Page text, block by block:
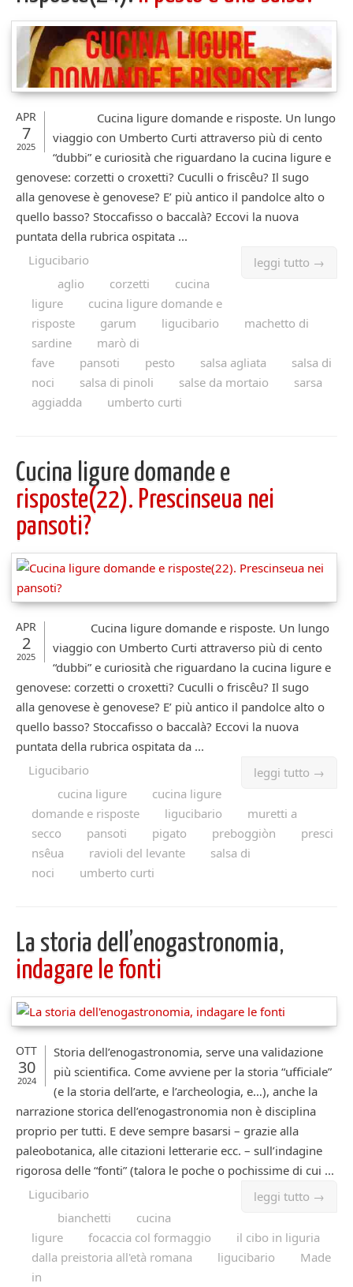
APR
7
2025
Cucina ligure domande e risposte. Un lungo
viaggio con Umberto Curti attraverso più di cento
“dubbi” e curiosità che riguardano la cucina ligure e
genovese: corzetti o croxetti? Cuculli o friscêu? Il sugo
alla genovese è genovese? E’ più antico il pandolce alto o
quello basso? Stoccafisso o baccalà? Eccovi la nuova
puntata della rubrica ospitata ...
leggi tutto →
Ligucibario
aglio
corzetti
cucina
ligure
cucina ligure domande e
risposte
garum ligucibario
machetto di
sardine
marò di
fave
pansoti pesto salsa agliata
salsa di
noci
salsa di pinoli salse da mortaio
sarsa
aggiadda
umberto curti
Cucina ligure domande e
risposte(22). Prescinseua nei
pansoti?
APR
2
2025
Cucina ligure domande e risposte. Un lungo
viaggio con Umberto Curti attraverso più di cento
“dubbi” e curiosità che riguardano la cucina ligure e
genovese: corzetti o croxetti? Cuculli o friscêu? Il sugo
alla genovese è genovese? E’ più antico il pandolce alto o
quello basso? Stoccafisso o baccalà? Eccovi la nuova
puntata della rubrica ospitata da ...
leggi tutto →
Ligucibario
cucina ligure
cucina ligure
domande e risposte
ligucibario
muretti a
secco
pansoti pigato preboggiòn
presci
nsêua
ravioli del levante
salsa di
noci
umberto curti
La storia dell’enogastronomia,
indagare le fonti
OTT
30
2024
Storia dell’enogastronomia, serve una validazione
più scientifica. Come avviene per la storia “ufficiale”
(e la storia dell’arte, e l’archeologia, e…), anche la
narrazione storica dell’enogastronomia non è disciplina
proprio per tutti. E deve sempre basarsi – grazie alla
paleobotanica, alle citazioni letterarie ecc. – sull’indagine
rigorosa delle “fonti” (talora le poche o pochissime di cui ...
leggi tutto →
Ligucibario
bianchetti
cucina
ligure
focaccia col formaggio
il cibo in liguria
dalla preistoria all'età romana
ligucibario
Made
in